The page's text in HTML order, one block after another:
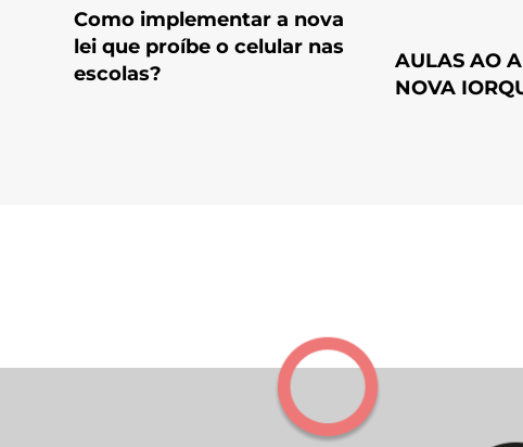
Como implementar a nova
lei que proíbe o celular nas
escolas?
AULAS AO
NOVA